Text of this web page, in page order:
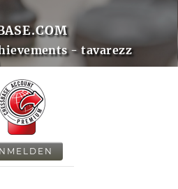
- tavarezz